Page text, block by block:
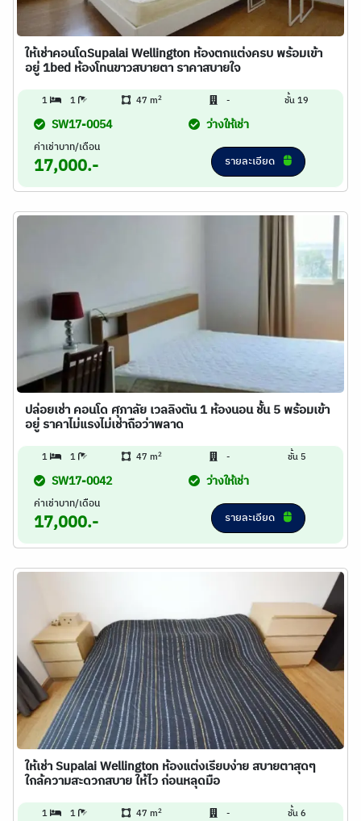
ให้เช่าคอนโดSupalai Wellington ห้องตกแต่งครบ พร้อมเข้า
อยู่ 1bed ห้องโทนขาวสบายตา ราคาสบายใจ
1 1 47 m2 - ชั้น 19
SW17-0054 ว่างให้เช่า
ค่าเช่าบาท/เดือน
17,000.- รายละเอียด
ปล่อยเช่า คอนโด ศุภาลัย เวลลิงตัน 1 ห้องนอน ชั้น 5 พร้อมเข้า
อยู่ ราคาไม่แรงไม่เช่าถือว่าพลาด
1 1 47 m2 - ชั้น 5
SW17-0042 ว่างให้เช่า
ค่าเช่าบาท/เดือน
17,000.- รายละเอียด
ให้เช่า Supalai Wellington ห้องแต่งเรียบง่าย สบายตาสุดๆ
ใกล้ความสะดวกสบาย ให้ไว ก่อนหลุดมือ
1 1 47 m2 - ชั้น 6